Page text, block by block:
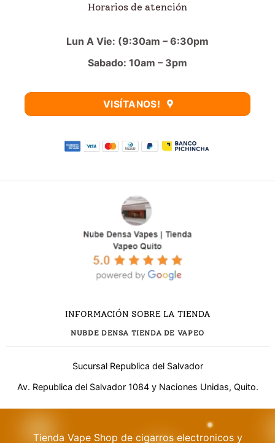
INFORMACIÓN SOBRE LA TIENDA
NUBDE DENSA TIENDA DE VAPEO
Sucursal Republica del Salvador
Av. Republica del Salvador 1084 y Naciones Unidas, Quito.
Horarios de atención
Lun A Vie: (9:30am – 6:30pm
Sabado: 10am – 3pm
VISÍTANOS!
Tienda Vape Shop de cigarros electronicos y